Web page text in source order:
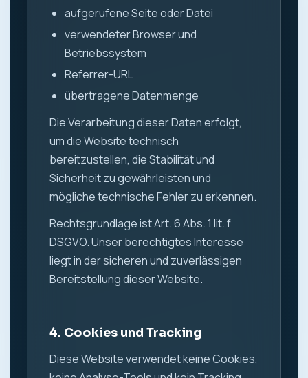
aufgerufene Seite oder Datei
verwendeter Browser und
Betriebssystem
Referrer-URL
übertragene Datenmenge
Die Verarbeitung dieser Daten erfolgt,
um die Website technisch
bereitzustellen, die Stabilität und
Sicherheit zu gewährleisten und
mögliche technische Fehler zu erkennen.
Rechtsgrundlage ist Art. 6 Abs. 1 lit. f
DSGVO. Unser berechtigtes Interesse
liegt in der sicheren und zuverlässigen
Bereitstellung dieser Website.
4. Cookies und Tracking
Diese Website verwendet keine Cookies,